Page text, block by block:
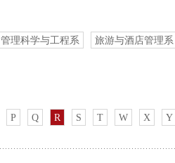
管理科学与工程系 旅游与酒店管理系
P Q R S T W X Y